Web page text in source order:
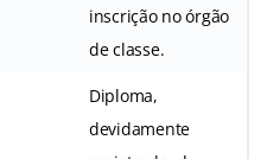
inscrição no órgão
de classe.
Diploma,
devidamente